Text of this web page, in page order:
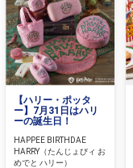
【ハリー・ポッタ
ー】7月31日はハリ
ーの誕生日！
HAPPEE BIRTHDAE
HARRY（たんじょびィ お
めでと ハリー）